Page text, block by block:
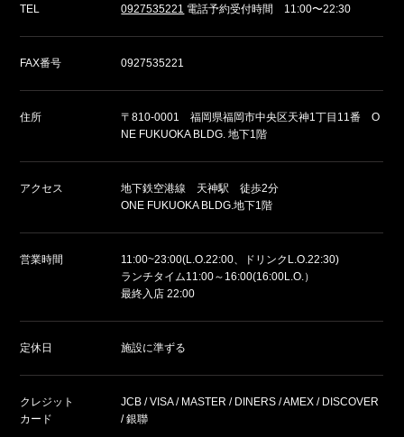
TEL 0927535221 電話予約受付時間 11:00〜22:30
FAX番号 0927535221
住所
〒810-0001 福岡県福岡市中央区天神1丁目11番 O
NE FUKUOKA BLDG. 地下1階
アクセス
地下鉄空港線 天神駅 徒歩2分
ONE FUKUOKA BLDG.地下1階
営業時間
11:00~23:00(L.O.22:00、ドリンクL.O.22:30)
ランチタイム11:00～16:00(16:00L.O.）
最終入店 22:00
定休日 施設に準ずる
クレジット
カード
JCB / VISA / MASTER / DINERS / AMEX / DISCOVER
/ 銀聯